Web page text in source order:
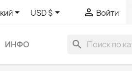
 USD $  Войти
ИНФО search